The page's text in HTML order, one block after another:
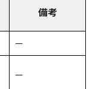
備考
－
－